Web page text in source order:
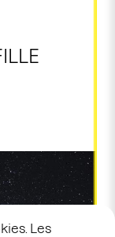
Les